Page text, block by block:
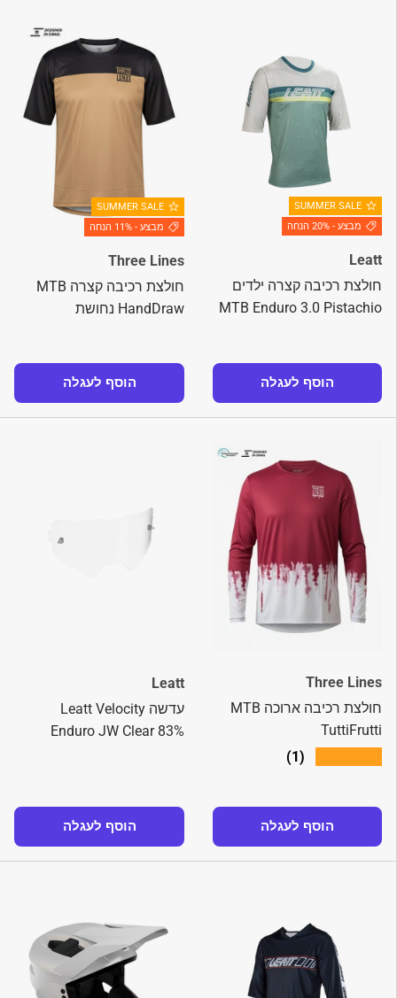
SUMMER SALE
מבצע - 20% הנחה
Leatt
חולצת רכיבה קצרה ילדים
MTB Enduro 3.0 Pistachio
הוסף לעגלה
SUMMER SALE
מבצע - 11% הנחה
Three Lines
חולצת רכיבה קצרה MTB
HandDraw נחושת
הוסף לעגלה
Three Lines
חולצת רכיבה ארוכה MTB
TuttiFrutti
(1)
הוסף לעגלה
Leatt
עדשה Leatt Velocity
Enduro JW Clear 83%
הוסף לעגלה